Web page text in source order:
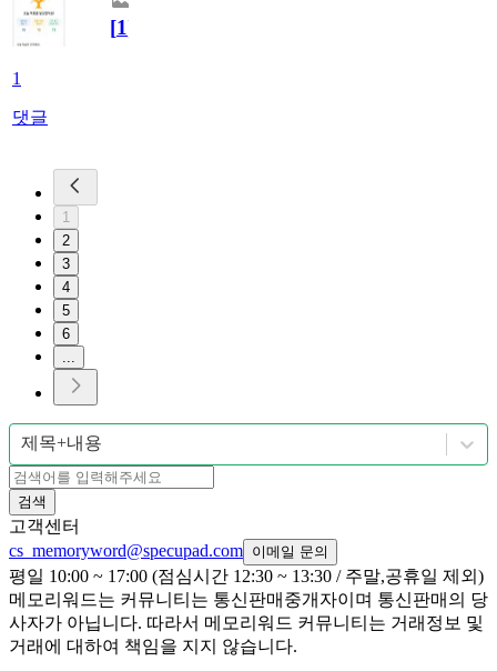
1
댓글
[1]
1
2
3
4
5
6
제목+내용
검색
고객센터
cs_memoryword@specupad.com 이메일 문의
평일 10:00 ~ 17:00 (점심시간 12:30 ~ 13:30 / 주말,공휴일 제외)
메모리워드는 커뮤니티는 통신판매중개자이며 통신판매의 당
사자가 아닙니다. 따라서 메모리워드 커뮤니티는 거래정보 및
거래에 대하여 책임을 지지 않습니다.